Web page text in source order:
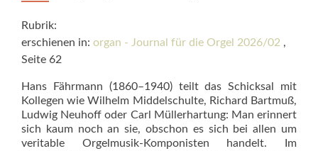
Rubrik:
erschienen in: organ - Journal für die Orgel 2026/02 ,
Seite 62
Hans Fährmann (1860–1940) teilt das Schicksal mit
Kollegen wie Wilhelm Middelschulte, Richard Bartmuß,
Ludwig Neuhoff oder Carl Müllerhartung: Man erinnert
sich kaum noch an sie, obschon es sich bei allen um
veritable Orgelmusik-Komponisten handelt. Im